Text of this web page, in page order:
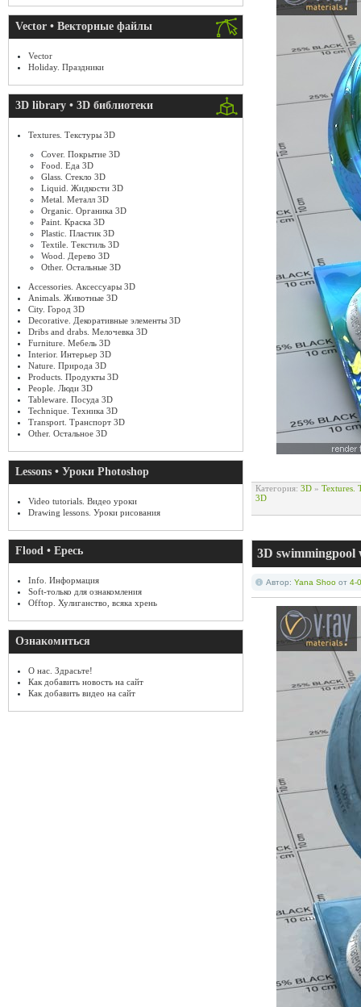
Vector • Векторные файлы
Vector
Holiday. Праздники
3D library • 3D библиотеки
Textures. Текстуры 3D
Cover. Покрытие 3D
Food. Еда 3D
Glass. Стекло 3D
Liquid. Жидкости 3D
Metal. Металл 3D
Organic. Органика 3D
Paint. Краска 3D
Plastic. Пластик 3D
Textile. Текстиль 3D
Wood. Дерево 3D
Other. Остальные 3D
Accessories. Аксессуары 3D
Animals. Животные 3D
City. Город 3D
Decorative. Декоративные элементы 3D
Dribs and drabs. Мелочевка 3D
Furniture. Мебель 3D
Interior. Интерьер 3D
Nature. Природа 3D
Products. Продукты 3D
People. Люди 3D
Tableware. Посуда 3D
Technique. Техника 3D
Transport. Транспорт 3D
Other. Остальное 3D
Lessons • Уроки Photoshop
Video tutorials. Видео уроки
Drawing lessons. Уроки рисования
Flood • Ересь
Info. Информация
Soft-только для ознакомления
Offtop. Хулиганство, всяка хрень
Ознакомиться
О нас. Здрасьте!
Как добавить новость на сайт
Как добавить видео на сайт
Категория: 3D » Textures.
3D
3D swimmingpool
Автор: Yana Shoo от 4-